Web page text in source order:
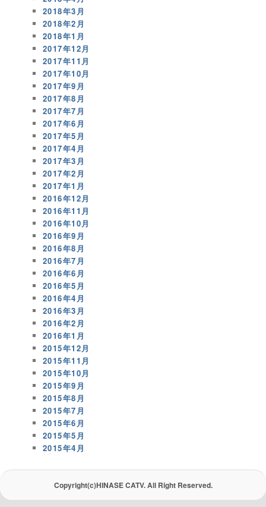
2018年3月
2018年2月
2018年1月
2017年12月
2017年11月
2017年10月
2017年9月
2017年8月
2017年7月
2017年6月
2017年5月
2017年4月
2017年3月
2017年2月
2017年1月
2016年12月
2016年11月
2016年10月
2016年9月
2016年8月
2016年7月
2016年6月
2016年5月
2016年4月
2016年3月
2016年2月
2016年1月
2015年12月
2015年11月
2015年10月
2015年9月
2015年8月
2015年7月
2015年6月
2015年5月
2015年4月
Copyright(c)HINASE CATV. All Right Reserved.